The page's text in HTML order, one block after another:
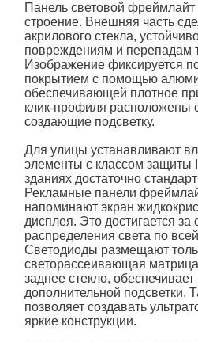
Панель световой фреймлайт
строение. Внешняя часть
акрилового стекла,
повреждениям и перепадам
Изображение фиксируется
покрытием с помощью
обеспечивающей плотное
клик-профиля расположены
создающие подсветку.
Для улицы устанавливают
элементы с классом защиты
зданиях достаточно
Рекламные панели
напоминают экран
дисплея. Это достигается за
распределения света по
Светодиоды размещают
светорассеивающая
заднее стекло,
дополнительной подсветки.
позволяет создавать
яркие конструкции.